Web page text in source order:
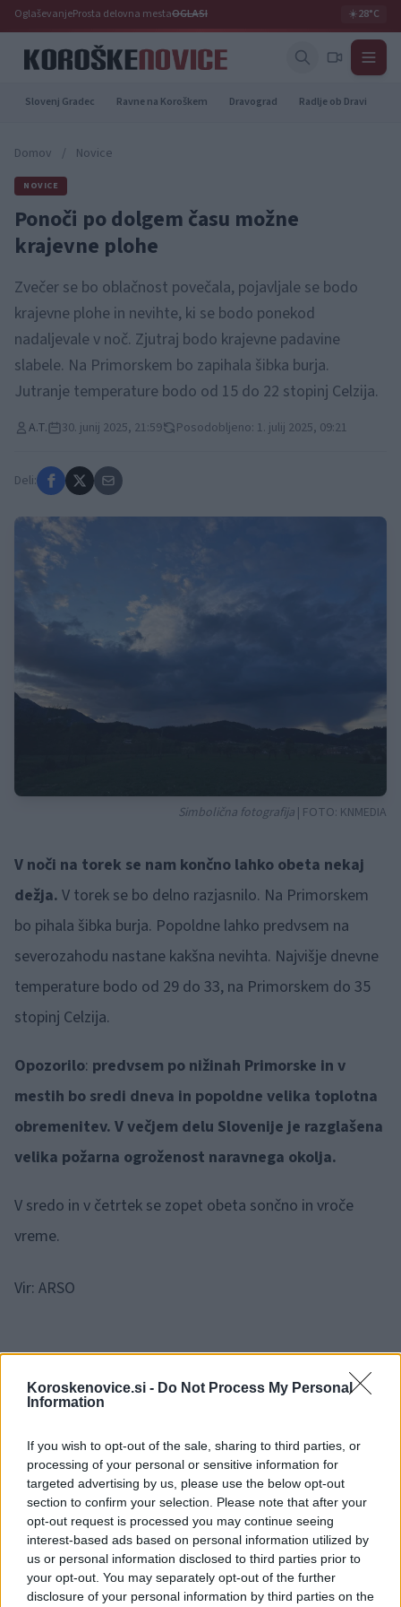
Koroskenovice.si - Do Not Process My Personal
Information
If you wish to opt-out of the sale, sharing to third parties, or
processing of your personal or sensitive information for
targeted advertising by us, please use the below opt-out
section to confirm your selection. Please note that after your
opt-out request is processed you may continue seeing
interest-based ads based on personal information utilized by
us or personal information disclosed to third parties prior to
your opt-out. You may separately opt-out of the further
disclosure of your personal information by third parties on the
OglaševanjeProsta delovna mestaOGLASI ☀️28°C
Slovenj Gradec Ravne na Koroškem Dravograd Radlje ob Dravi
Domov / Novice
NOVICE
Ponoči po dolgem času možne
krajevne plohe
Zvečer se bo oblačnost povečala, pojavljale se bodo
krajevne plohe in nevihte, ki se bodo ponekod
nadaljevale v noč. Zjutraj bodo krajevne padavine
slabele. Na Primorskem bo zapihala šibka burja.
Jutranje temperature bodo od 15 do 22 stopinj Celzija.
A.T. 30. junij 2025, 21:59 Posodobljeno: 1. julij 2025, 09:21
Deli:
Simbolična fotografija | FOTO: KNMEDIA
V noči na torek se nam končno lahko obeta nekaj
dežja. V torek se bo delno razjasnilo. Na Primorskem
bo pihala šibka burja. Popoldne lahko predvsem na
severozahodu nastane kakšna nevihta. Najvišje dnevne
temperature bodo od 29 do 33, na Primorskem do 35
stopinj Celzija.
Opozorilo: predvsem po nižinah Primorske in v
mestih bo sredi dneva in popoldne velika toplotna
obremenitev. V večjem delu Slovenije je razglašena
velika požarna ogroženost naravnega okolja.
V sredo in v četrtek se zopet obeta sončno in vroče
vreme.
Vir: ARSO
sovraštva, nasilja ali nestrpnosti. Komentarji z žaljivimi,
rasističnimi, diskriminatornimi ali nezakonitimi vsebinami bodo
odstranjeni. Pravila komentiranja →
Failed to fetch